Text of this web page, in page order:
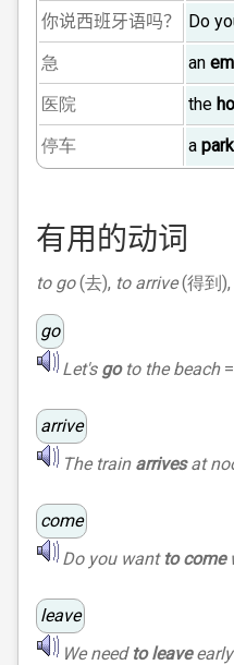
你说西班牙语吗？ Do
急 an
医院 the
停车 a
有用的动词
to go(去), to arrive(得到),
go
Let's goto the beach=
arrive
The train arrivesat
come
Do you want to come
leave
We need to leaveearly